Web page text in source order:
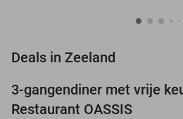
Deals in Zeeland
3-gangendiner met vrije
Restaurant OASSIS